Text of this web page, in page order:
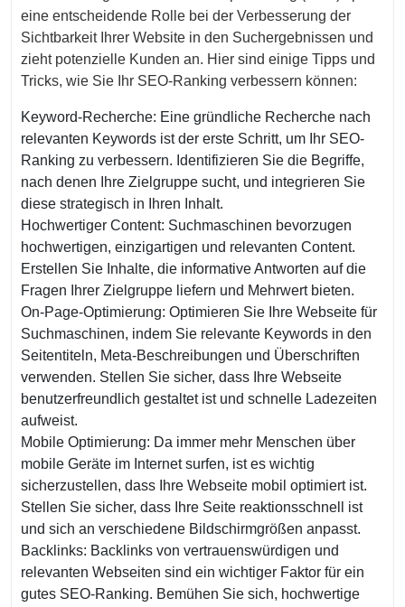
eine entscheidende Rolle bei der Verbesserung der
Sichtbarkeit Ihrer Website in den Suchergebnissen und
zieht potenzielle Kunden an. Hier sind einige Tipps und
Tricks, wie Sie Ihr SEO-Ranking verbessern können:
Keyword-Recherche: Eine gründliche Recherche nach
relevanten Keywords ist der erste Schritt, um Ihr SEO-
Ranking zu verbessern. Identifizieren Sie die Begriffe,
nach denen Ihre Zielgruppe sucht, und integrieren Sie
diese strategisch in Ihren Inhalt.
Hochwertiger Content: Suchmaschinen bevorzugen
hochwertigen, einzigartigen und relevanten Content.
Erstellen Sie Inhalte, die informative Antworten auf die
Fragen Ihrer Zielgruppe liefern und Mehrwert bieten.
On-Page-Optimierung: Optimieren Sie Ihre Webseite für
Suchmaschinen, indem Sie relevante Keywords in den
Seitentiteln, Meta-Beschreibungen und Überschriften
verwenden. Stellen Sie sicher, dass Ihre Webseite
benutzerfreundlich gestaltet ist und schnelle Ladezeiten
aufweist.
Mobile Optimierung: Da immer mehr Menschen über
mobile Geräte im Internet surfen, ist es wichtig
sicherzustellen, dass Ihre Webseite mobil optimiert ist.
Stellen Sie sicher, dass Ihre Seite reaktionsschnell ist
und sich an verschiedene Bildschirmgrößen anpasst.
Backlinks: Backlinks von vertrauenswürdigen und
relevanten Webseiten sind ein wichtiger Faktor für ein
gutes SEO-Ranking. Bemühen Sie sich, hochwertige